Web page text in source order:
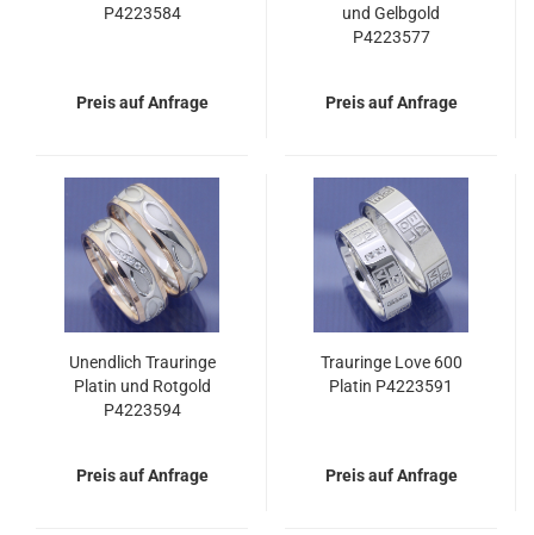
P4223584
Preis auf Anfrage
und Gelbgold
P4223577
Preis auf Anfrage
Unendlich Trauringe
Platin und Rotgold
P4223594
Preis auf Anfrage
Trauringe Love 600
Platin P4223591
Preis auf Anfrage